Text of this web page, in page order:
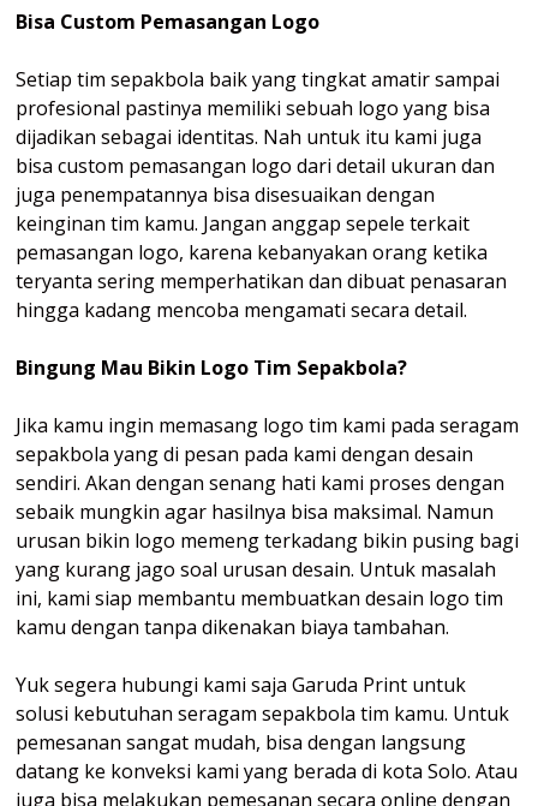
Bisa Custom Pemasangan Logo
Setiap tim sepakbola baik yang tingkat amatir sampai
profesional pastinya memiliki sebuah logo yang bisa
dijadikan sebagai identitas. Nah untuk itu kami juga
bisa custom pemasangan logo dari detail ukuran dan
juga penempatannya bisa disesuaikan dengan
keinginan tim kamu. Jangan anggap sepele terkait
pemasangan logo, karena kebanyakan orang ketika
teryanta sering memperhatikan dan dibuat penasaran
hingga kadang mencoba mengamati secara detail.
Bingung Mau Bikin Logo Tim Sepakbola?
Jika kamu ingin memasang logo tim kami pada seragam
sepakbola yang di pesan pada kami dengan desain
sendiri. Akan dengan senang hati kami proses dengan
sebaik mungkin agar hasilnya bisa maksimal. Namun
urusan bikin logo memeng terkadang bikin pusing bagi
yang kurang jago soal urusan desain. Untuk masalah
ini, kami siap membantu membuatkan desain logo tim
kamu dengan tanpa dikenakan biaya tambahan.
Yuk segera hubungi kami saja Garuda Print untuk
solusi kebutuhan seragam sepakbola tim kamu. Untuk
pemesanan sangat mudah, bisa dengan langsung
datang ke konveksi kami yang berada di kota Solo. Atau
juga bisa melakukan pemesanan secara online dengan